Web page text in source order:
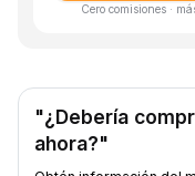
Cero comisiones ·
"¿Debería
ahora?"